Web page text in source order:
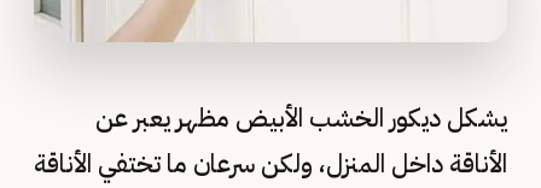
يشكل ديكور الخشب الأبيض مظهر يعبر عن
الأناقة داخل المنزل، ولكن سرعان ما تختفي الأناقة